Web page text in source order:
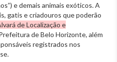
e demais animais exóticos. A
gatis e criadouros que poderão
de Localização e
de Belo Horizonte, além
registrados nos